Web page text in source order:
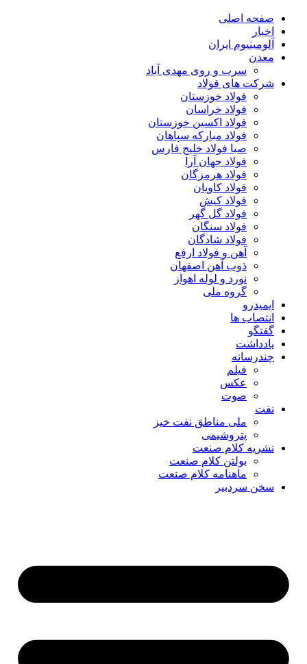
صفحه اصلی
اخبار
آلومینیوم ایران
معدن
سرب و روی مهدی آباد
شرکت های فولاد
فولاد خوزستان
فولاد خراسان
فولاد اکسین خوزستان
فولاد مبارکه سپاهان
صبا فولاد خلیج فارس
فولاد جهان آرا
فولاد هرمزگان
فولاد کاویان
فولاد کیش
فولاد گل گهر
فولاد سنگان
فولاد شادگان
آهن و فولاد ارفع
ذوب آهن اصفهان
نورد و لوله اهواز
گروه ملی
ایمیدرو
انتصاب ها
گفتگو
یادداشت
چندرسانه
فیلم
عکس
صوت
نفت
ملی مناطق نفت خیز
پتروشیمی
نشریه کلام صنعت
بولتن کلام صنعت
ماهنامه کلام صنعت
سخن سردبیر